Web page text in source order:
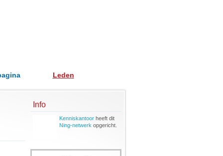
Leden
Info
Kenniskantoorheeft dit
Ning-netwerk opgericht.